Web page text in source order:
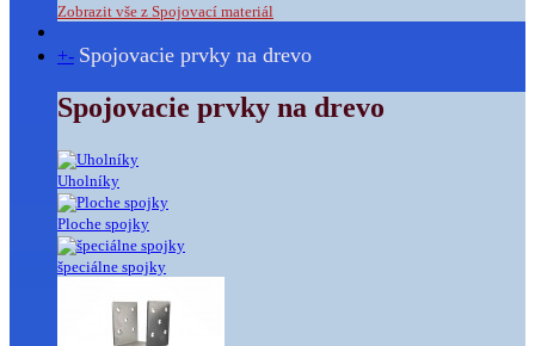
Zobrazit vše z Spojovací materiál
+- Spojovacie prvky na drevo
Spojovacie prvky na drevo
Uholníky
Ploche spojky
špeciálne spojky